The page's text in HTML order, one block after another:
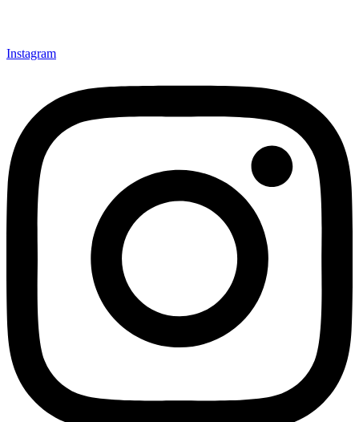
Instagram